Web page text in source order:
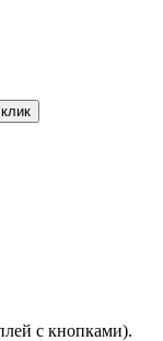
с кнопками).